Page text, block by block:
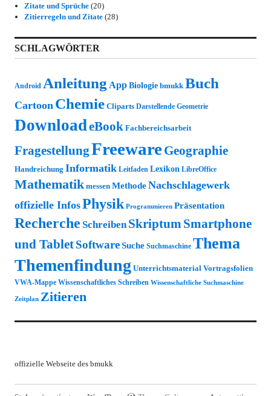
Zitate und Sprüche (20)
Zitierregeln und Zitate (28)
SCHLAGWÖRTER
Android Anleitung AppBiologie bmukk Buch
Cartoon Chemie Cliparts Darstellende Geometrie
DownloadeBook Fachbereichsarbeit
FragestellungFreewareGeographie
Handreichung Informatik Leitfaden Lexikon LibreOffice
Mathematik messen MethodeNachschlagewerk
offizielle InfosPhysik Programmieren Präsentation
Recherche Schreiben Skriptum Smartphone
und TabletSoftwareSuche Suchmaschine Thema
Themenfindung Unterrichtsmaterial Vortragsfolien
VWA-Mappe Wissenschaftliches Schreiben Wissenschaftliche Suchmaschine
Zeitplan Zitieren
offizielle Webseite des bmukk